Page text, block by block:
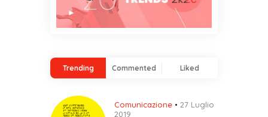
Trending Commented Liked
Comunicazione
27 Luglio
2019